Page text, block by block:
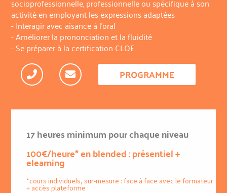
socioprofessionnelle, professionnelle ou spécifique à son
activité en employant les expressions adaptées
- Interagir avec aisance à l’oral
- Améliorer la prononciation et la fluidité
- Se préparer à la certification CLOE
PROGRAMME
17 heures minimum pour chaque niveau
100€/heure* en blended : présentiel +
elearning
*cours individuels, sur-mesure : face à face avec le formateur
+ accès plateforme